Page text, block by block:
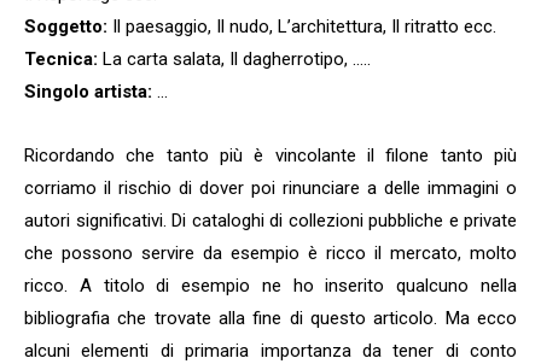
Soggetto: Il paesaggio, Il nudo, L’architettura, Il ritratto ecc.
Tecnica: La carta salata, Il dagherrotipo, …..
Singolo artista: …
Ricordando che tanto più è vincolante il filone tanto più
corriamo il rischio di dover poi rinunciare a delle immagini o
autori significativi. Di cataloghi di collezioni pubbliche e private
che possono servire da esempio è ricco il mercato, molto
ricco. A titolo di esempio ne ho inserito qualcuno nella
bibliografia che trovate alla fine di questo articolo. Ma ecco
alcuni elementi di primaria importanza da tener di conto